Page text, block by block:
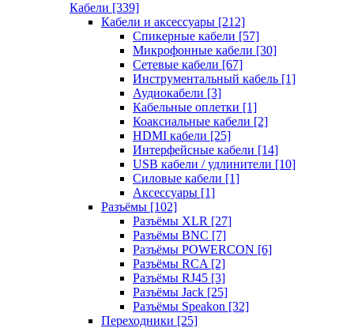
Кабели [339]
Кабели и аксессуары [212]
Спикерные кабели [57]
Микрофонные кабели [30]
Сетевые кабели [67]
Инструментальный кабель [1]
Аудиокабели [3]
Кабельные оплетки [1]
Коаксиальные кабели [2]
HDMI кабели [25]
Интерфейсные кабели [14]
USB кабели / удлинители [10]
Силовые кабели [1]
Аксессуары [1]
Разъёмы [102]
Разъёмы XLR [27]
Разъёмы BNC [7]
Разъёмы POWERCON [6]
Разъёмы RCA [2]
Разъёмы RJ45 [3]
Разъёмы Jack [25]
Разъёмы Speakon [32]
Переходники [25]